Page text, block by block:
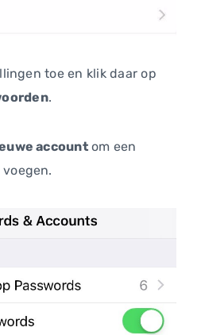
toe en klik daar op
.
accountom een